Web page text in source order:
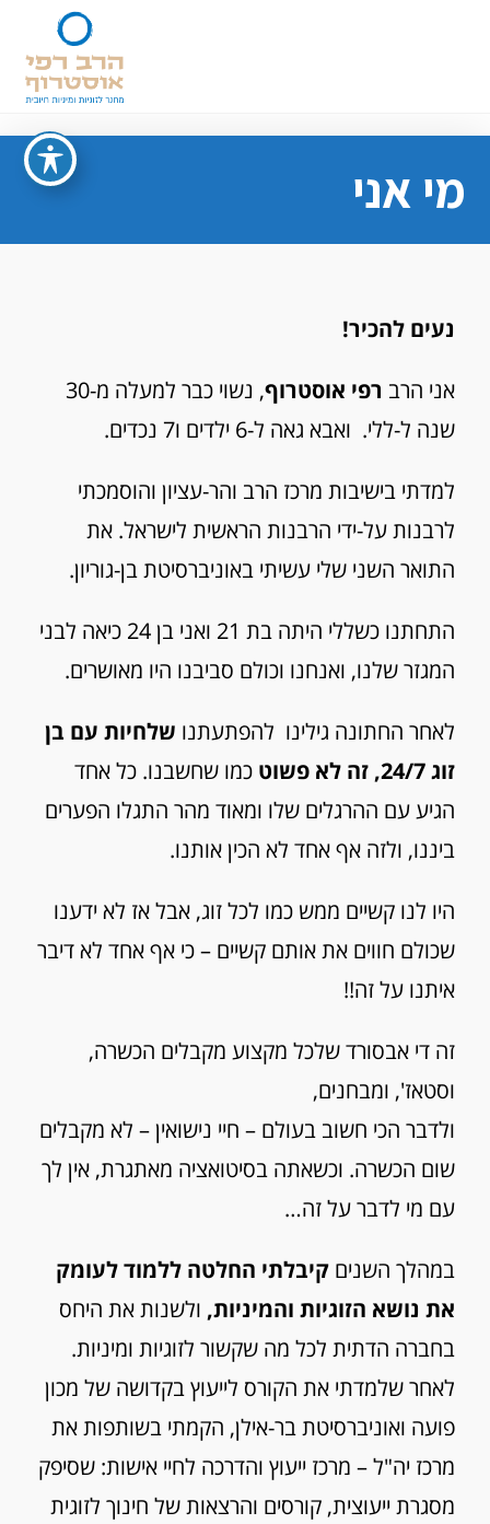
מי אני
נעים להכיר!
אני הרב רפי אוסטרוף
, נשוי כבר למעלה מ-30
שנה ל-ללי. ואבא גאה ל-6 ילדים ו7 נכדים.
למדתי בישיבות מרכז הרב והר-עציון והוסמכתי
לרבנות על-ידי הרבנות הראשית לישראל. את
התואר השני שלי עשיתי באוניברסיטת בן-גוריון.
התחתנו כשללי היתה בת 21 ואני בן 24 כיאה לבני
המגזר שלנו, ואנחנו וכולם סביבנו היו מאושרים.
לאחר החתונה גילינו להפתעתנו שלחיות עם בן
זוג 24/7, זה לא פשוט
כמו שחשבנו. כל אחד
הגיע עם ההרגלים שלו ומאוד מהר התגלו הפערים
ביננו, ולזה אף אחד לא הכין אותנו.
היו לנו קשיים ממש כמו לכל זוג, אבל אז לא ידענו
שכולם חווים את אותם קשיים – כי אף אחד לא דיבר
איתנו על זה!!
זה די אבסורד שלכל מקצוע מקבלים הכשרה,
וסטאז', ומבחנים,
ולדבר הכי חשוב בעולם – חיי נישואין – לא מקבלים
שום הכשרה. וכשאתה בסיטואציה מאתגרת, אין לך
עם מי לדבר על זה…
במהלך השניםקיבלתי החלטה ללמוד לעומק
את נושא הזוגיות והמיניות, ולשנות את היחס
בחברה הדתית לכל מה שקשור לזוגיות ומיניות.
לאחר שלמדתי את הקורס לייעוץ בקדושה של מכון
פועה ואוניברסיטת בר-אילן, הקמתי בשותפות את
מרכז יה"ל – מרכז ייעוץ והדרכה לחיי אישות: שסיפק
מסגרת ייעוצית, קורסים והרצאות של חינוך לזוגית